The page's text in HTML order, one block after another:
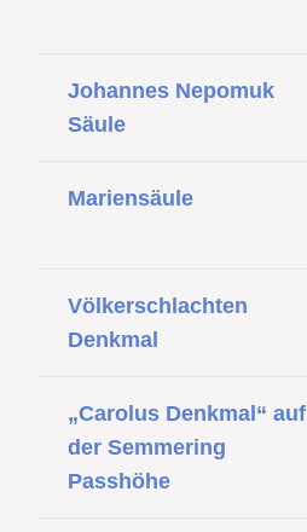
Johannes Nepomuk
Säule
Mariensäule
Völkerschlachten
Denkmal
„Carolus Denkmal“ auf
der Semmering
Passhöhe